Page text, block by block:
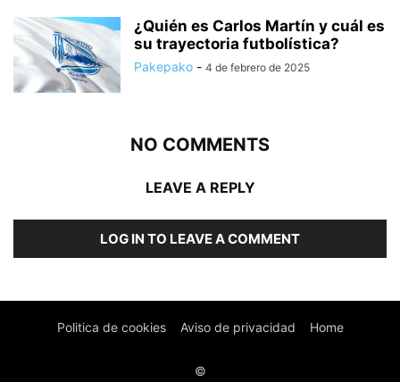
¿Quién es Carlos Martín y cuál es
su trayectoria futbolística?
Pakepako - 4 de febrero de 2025
NO COMMENTS
LEAVE A REPLY
LOG IN TO LEAVE A COMMENT
Politica de cookies Aviso de privacidad Home
©